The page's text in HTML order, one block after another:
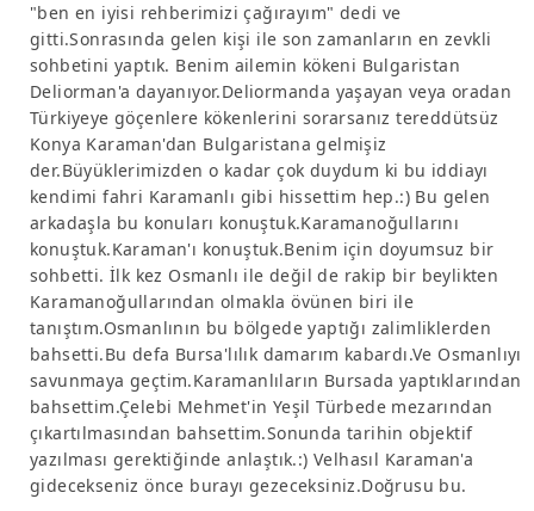
"ben en iyisi rehberimizi çağırayım" dedi ve
gitti.Sonrasında gelen kişi ile son zamanların en zevkli
sohbetini yaptık. Benim ailemin kökeni Bulgaristan
Deliorman'a dayanıyor.Deliormanda yaşayan veya oradan
Türkiyeye göçenlere kökenlerini sorarsanız tereddütsüz
Konya Karaman'dan Bulgaristana gelmişiz
der.Büyüklerimizden o kadar çok duydum ki bu iddiayı
kendimi fahri Karamanlı gibi hissettim hep.:) Bu gelen
arkadaşla bu konuları konuştuk.Karamanoğullarını
konuştuk.Karaman'ı konuştuk.Benim için doyumsuz bir
sohbetti. İlk kez Osmanlı ile değil de rakip bir beylikten
Karamanoğullarından olmakla övünen biri ile
tanıştım.Osmanlının bu bölgede yaptığı zalimliklerden
bahsetti.Bu defa Bursa'lılık damarım kabardı.Ve Osmanlıyı
savunmaya geçtim.Karamanlıların Bursada yaptıklarından
bahsettim.Çelebi Mehmet'in Yeşil Türbede mezarından
çıkartılmasından bahsettim.Sonunda tarihin objektif
yazılması gerektiğinde anlaştık.:) Velhasıl Karaman'a
gidecekseniz önce burayı gezeceksiniz.Doğrusu bu.